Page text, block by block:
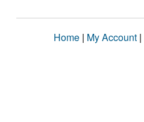
Home | My Account |